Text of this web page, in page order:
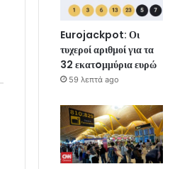
Eurojackpot: Οι
τυχεροί αριθμοί για τα
32 εκατoμμύρια ευρώ
59 λεπτά ago